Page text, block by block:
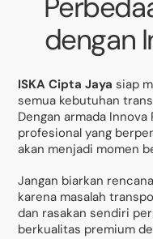
dengan
ISKA Cipta Jaya siap
semua kebutuhan
Dengan armada
profesional yang
akan menjadi momen
Jangan biarkan
karena masalah
dan rasakan sendiri
berkualitas premium